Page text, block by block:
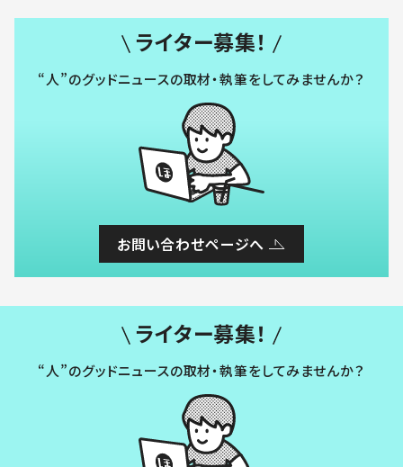
ライター募集！
“人”のグッドニュースの取材・執筆をしてみませんか？
お問い合わせページへ
ライター募集！
“人”のグッドニュースの取材・執筆をしてみませんか？